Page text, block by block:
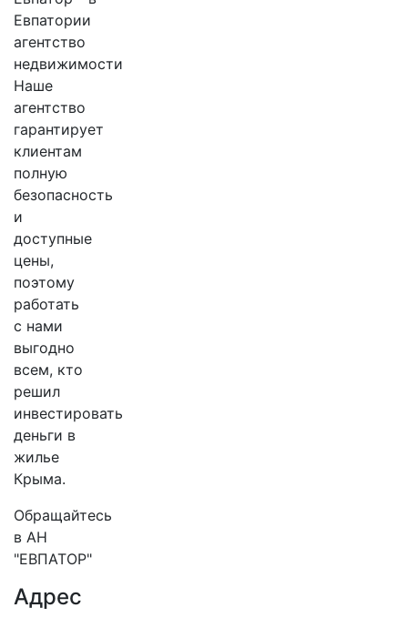
агентство
недвижимости
Наше
агентство
гарантирует
клиентам
полную
безопасность
и
доступные
цены,
поэтому
работать
с нами
выгодно
всем, кто
решил
инвестировать
деньги в
жилье
Крыма.
Обращайтесь
в АН
"ЕВПАТОР"
Адрес